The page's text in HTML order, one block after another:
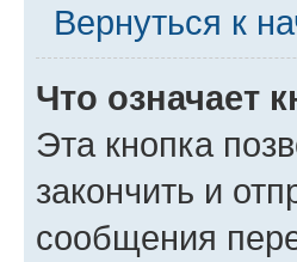
Вернуться к
Что означает
Эта кнопка
закончить и
сообщения